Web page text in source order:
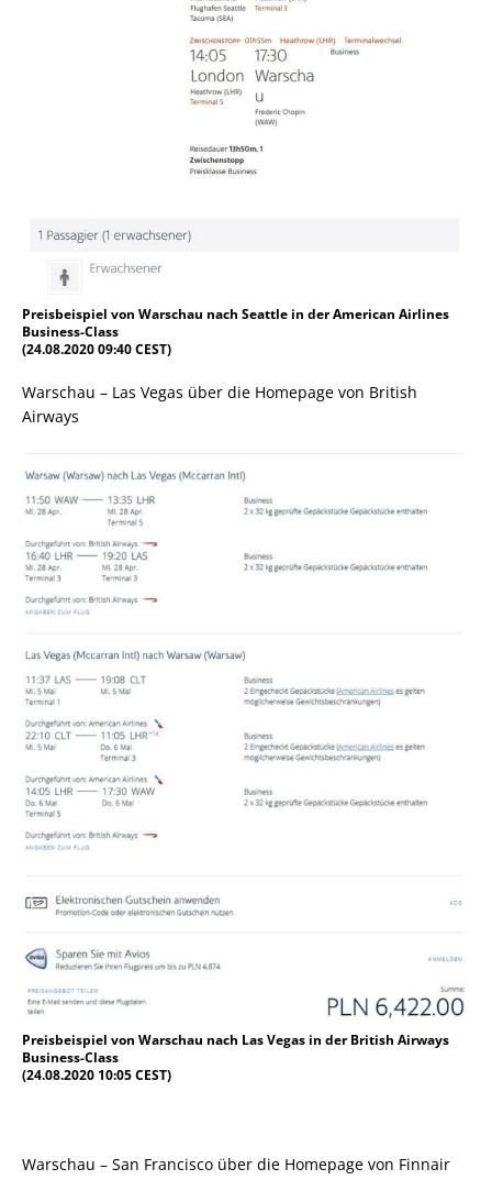
Preisbeispiel von Warschau nach Seattle in der American Airlines
Business-Class
(24.08.2020 09:40 CEST)
Warschau – Las Vegas über die Homepage von British
Airways
Preisbeispiel von Warschau nach Las Vegas in der British Airways
Business-Class
(24.08.2020 10:05 CEST)
Warschau – San Francisco über die Homepage von Finnair